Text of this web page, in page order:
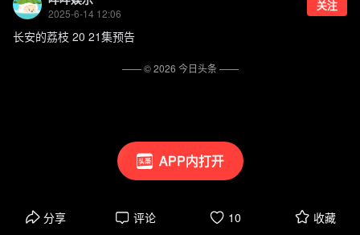
APP内打开
2025-6-14 12:06
关注
长安的荔枝 20 21集预告
分享 评论 10 收藏
—— ©2026 今日头条——